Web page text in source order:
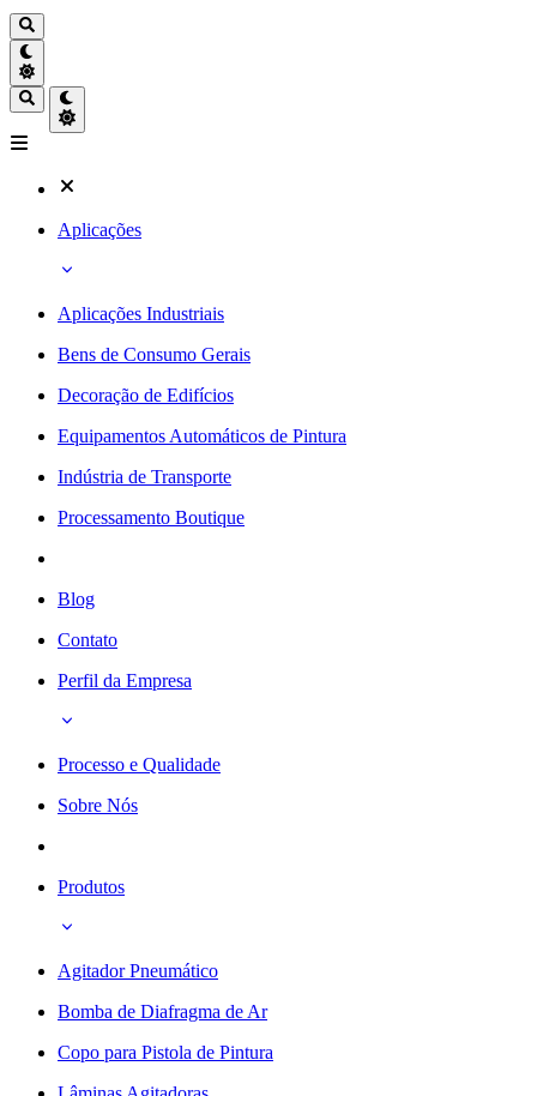
Aplicações
Aplicações Industriais
Bens de Consumo Gerais
Decoração de Edifícios
Equipamentos Automáticos de Pintura
Indústria de Transporte
Processamento Boutique
Blog
Contato
Perfil da Empresa
Processo e Qualidade
Sobre Nós
Produtos
Agitador Pneumático
Bomba de Diafragma de Ar
Copo para Pistola de Pintura